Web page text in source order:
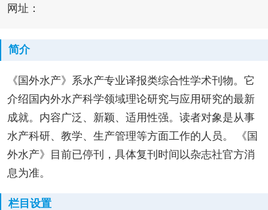
网址：
简介
《国外水产》系水产专业译报类综合性学术刊物。它
介绍国内外水产科学领域理论研究与应用研究的最新
成就。内容广泛、新颖、适用性强。读者对象是从事
水产科研、教学、生产管理等方面工作的人员。 《国
外水产》目前已停刊，具体复刊时间以杂志社官方消
息为准。
栏目设置